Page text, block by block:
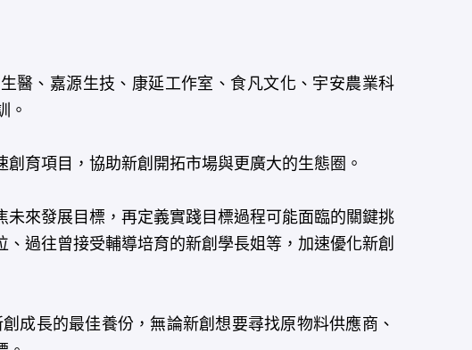
醫、嘉源生技、康延工作室、食凡文化、宇安農業科
。
育項目，協助新創開拓市場與更廣大的生態圈。
來發展目標，再定義實踐目標過程可能面臨的關鍵挑
過往曾接受輔導培育的新創學長姐等，加速優化新創
成長的最佳養份，無論新創想要尋找原物料供應商、